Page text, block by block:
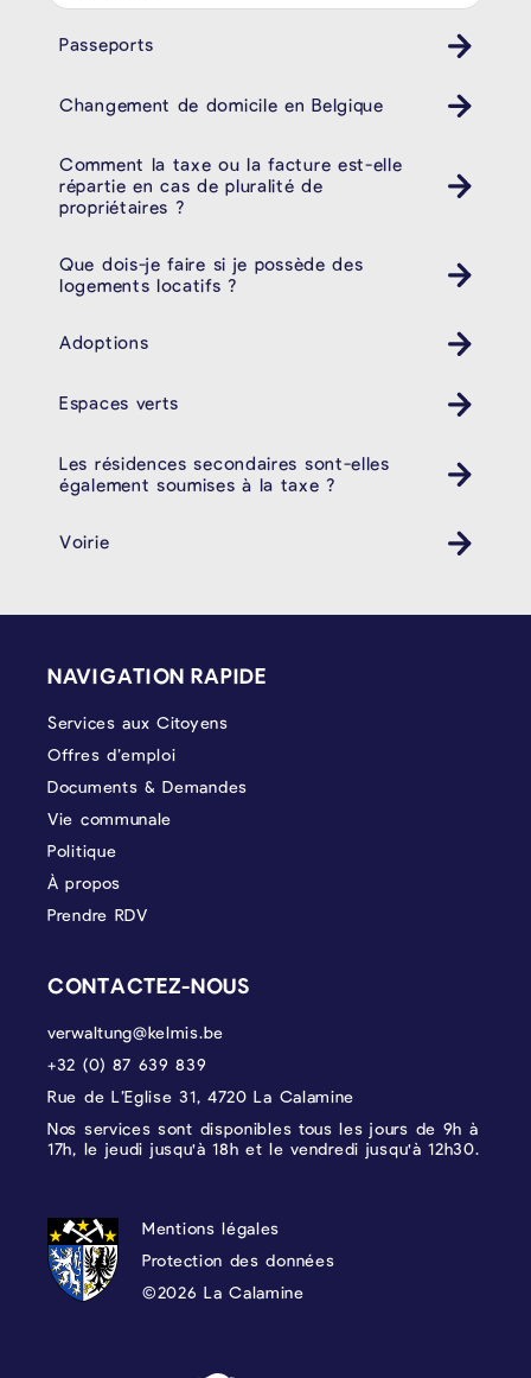
Passeports
Changement de domicile en Belgique
Comment la taxe ou la facture est-elle
répartie en cas de pluralité de
propriétaires ?
Que dois-je faire si je possède des
logements locatifs ?
Adoptions
Espaces verts
Les résidences secondaires sont-elles
également soumises à la taxe ?
Voirie
NAVIGATION RAPIDE
Services aux Citoyens
Offres d’emploi
Documents & Demandes
Vie communale
Politique
À propos
Prendre RDV
CONTACTEZ-NOUS
verwaltung@kelmis.be
+32 (0) 87 639 839
Rue de L’Eglise 31, 4720 La Calamine
Nos services sont disponibles tous les jours de 9h à
17h, le jeudi jusqu'à 18h et le vendredi jusqu'à 12h30.
PROTECTION DES DONNÉES, MENTIONS
Mentions légales
Protection des données
©2026 La Calamine